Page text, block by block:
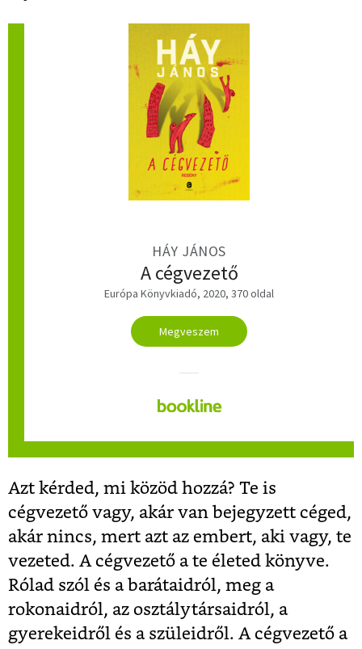
HÁY JÁNOS
A cégvezető
Európa Könyvkiadó, 2020, 370 oldal
Megveszem
Azt kérded, mi közöd hozzá? Te is
cégvezető vagy, akár van bejegyzett céged,
akár nincs, mert azt az embert, aki vagy, te
vezeted. A cégvezető a te életed könyve.
Rólad szól és a barátaidról, meg a
rokonaidról, az osztálytársaidról, a
gyerekeidről és a szüleidről. A cégvezető a